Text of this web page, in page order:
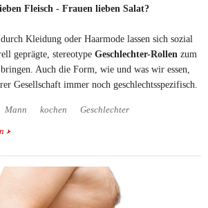
Fleisch - Frauen lieben Salat?
Kleidung oder Haarmode lassen sich sozial
geprägte, stereotype Geschlechter-Rollen zum
Auch die Form, wie und was wir essen,
Gesellschaft immer noch geschlechtsspezifisch.
Mann kochen Geschlechter
über Männer lieben Fleisch - Frauen lieben Salat?